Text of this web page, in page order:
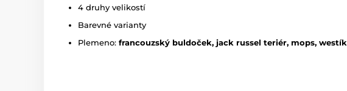
4 druhy velikostí
Barevné varianty
Plemeno: francouzský buldoček, jack russel teriér, mops, westík